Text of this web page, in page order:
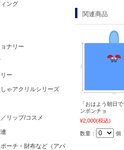
関連商品
「おはよう朝日
ンポンチョ
¥2,000(税込)
数量： 個
ィング
ナリー
ー
ゃアクリルシリーズ
リップ/コスメ
ーチ・財布など（アパ